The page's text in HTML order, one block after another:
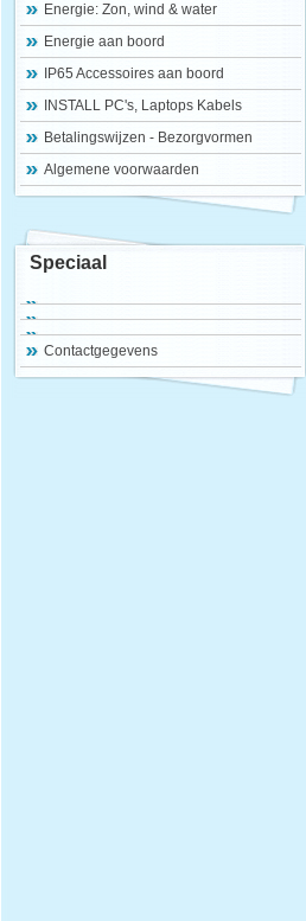
Energie: Zon, wind & water
Energie aan boord
IP65 Accessoires aan boord
INSTALL PC's, Laptops Kabels
Betalingswijzen - Bezorgvormen
Algemene voorwaarden
Speciaal
Contactgegevens